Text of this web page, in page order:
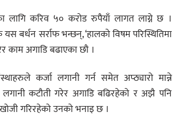
लागि करिव ५० करोड रुपैयाँ लागत लाग्ने छ ।
बर्धन सर्राफ भन्छन्, ‘हालको विषम परिस्थितिमा
काम अगाडि बढाएका छौ ।
कर्जा लगानी गर्न समेत अप्ठ्यारो मान्ने
लगानी कटौती गरेर अगाडि बढिरहेको र अझै पनि
गरिरहेको उनको भनाइ छ ।